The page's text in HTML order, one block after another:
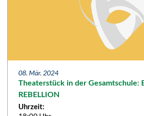
08. Mär. 2024
Theaterstück in der Gesamtschule:
REBELLION
Uhrzeit: